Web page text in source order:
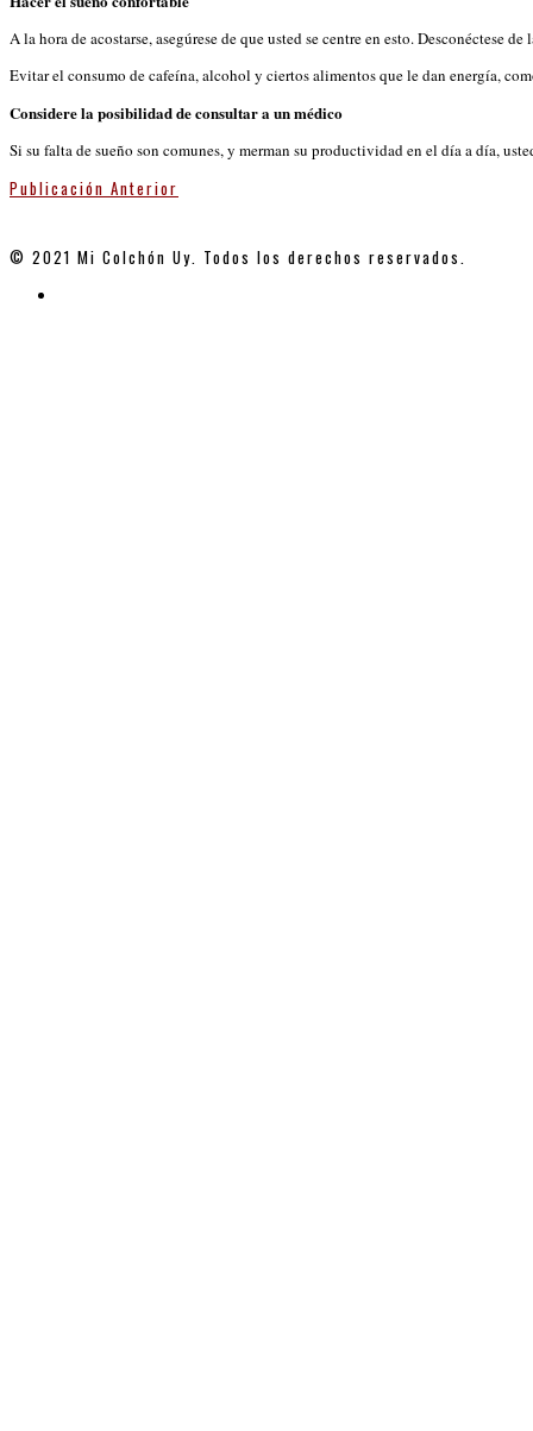
A la hora de acostarse, asegúrese de que usted se centre en esto. Desconéctese
Evitar el consumo de cafeína, alcohol y ciertos alimentos que le dan energía,
Considere la posibilidad de consultar a un médico
Si su falta de sueño son comunes, y merman su productividad en el día a día,
Publicación Anterior
© 2021 Mi Colchón Uy. Todos los derechos reservados.